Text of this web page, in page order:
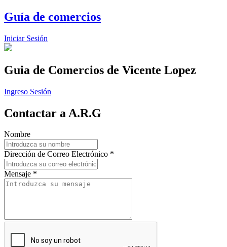
Guía de comercios
Iniciar Sesión
Guia de Comercios de Vicente Lopez
Ingreso Sesión
Contactar a A.R.G
Nombre
Dirección de Correo Electrónico *
Mensaje *